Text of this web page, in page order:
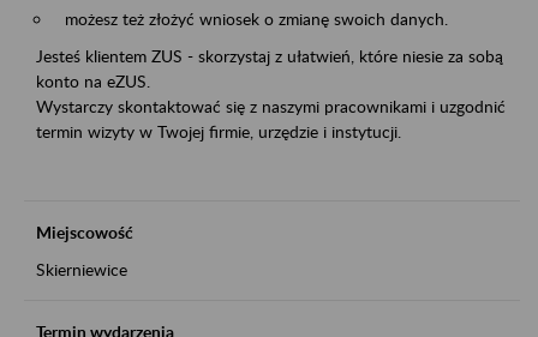
możesz też złożyć wniosek o zmianę swoich danych.
Jesteś klientem ZUS - skorzystaj z ułatwień, które niesie za sobą
konto na eZUS.
Wystarczy skontaktować się z naszymi pracownikami i uzgodnić
termin wizyty w Twojej firmie, urzędzie i instytucji.
Miejscowość
Skierniewice
Termin wydarzenia